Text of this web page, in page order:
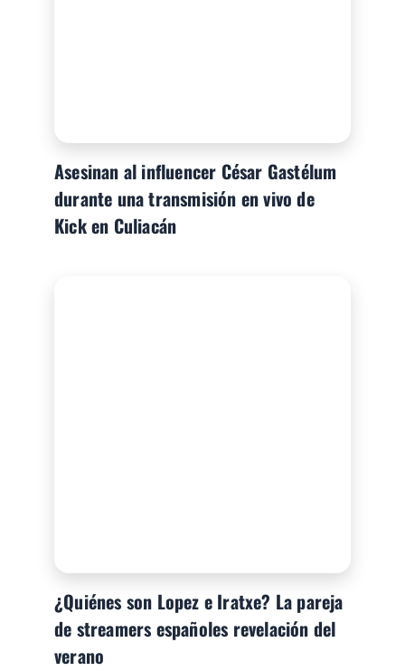
Asesinan al influencer César Gastélum
durante una transmisión en vivo de
Kick en Culiacán
¿Quiénes son Lopez e Iratxe? La pareja
de streamers españoles revelación del
verano